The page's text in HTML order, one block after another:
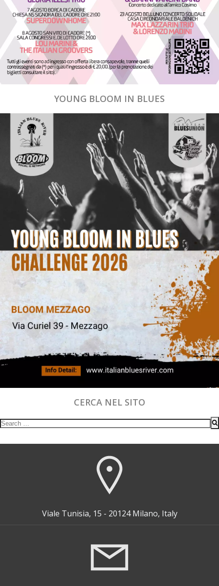
YOUNG BLOOM IN BLUES
CERCA NEL SITO
Search
Viale Tunisia, 15 - 20124 Milano, Italy